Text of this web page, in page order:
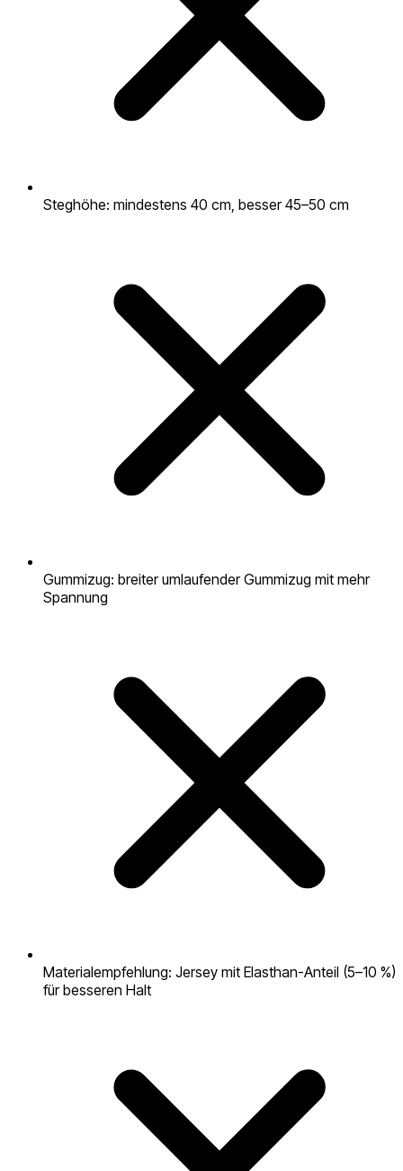
Steghöhe: mindestens 40 cm, besser 45–50 cm
Gummizug: breiter umlaufender Gummizug mit mehr
Spannung
Materialempfehlung: Jersey mit Elasthan-Anteil (5–10 %)
für besseren Halt